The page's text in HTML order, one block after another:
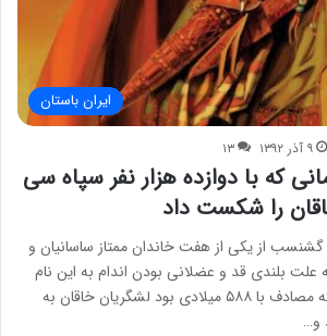
ایران باستان
۹ آذر ۱۳۹۲ ۱۳
که با دوازده هزار نفر سپاه سی
را شکست داد
گشنسب از یکی از هفت خاندان ممتاز ساسانیان و
علت بلندی قد و عضلانی بودن اندام به این نام
معروف شد. در زمان او که مصادف با ۵۸۸ میلادی بود لشگریان خاقان به
و…